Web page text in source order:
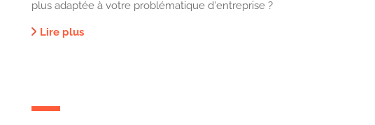
plus adaptée à votre problématique d'entreprise ?
Lire plus